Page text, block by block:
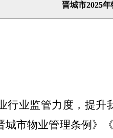
晋城市2025
行业监管力度，提
城市物业管理条例》